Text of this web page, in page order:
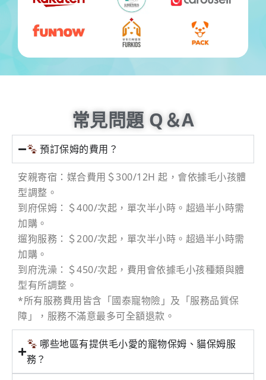
常見問題 Q＆A
預訂保姆的費用？
安親寄宿：媒合費用＄300/12H 起，會依據毛小孩體
型調整。
到府保姆：＄400/次起，單次半小時。超過半小時需
加購。
遛狗服務：＄200/次起，單次半小時。超過半小時需
加購。
到府洗澡：＄450/次起，費用會依據毛小孩種類與體
型有所調整。
*所有服務費用皆含「國泰寵物險」及「服務品質保
障」，服務不滿意最多可全額退款。
哪些地區有提供毛小愛的寵物保姆、貓保姆服
務？